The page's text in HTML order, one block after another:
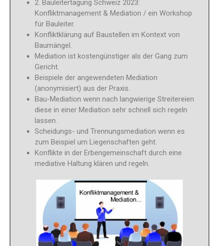
2. Bauleitertagung Schweiz 2023:
Konfliktmanagement & Mediation / ein Workshop
für Bauleiter.
Konfliktklärung auf Baustellen im Kontext von
Baumängel.
Mediation ist kostengünstiger als der Gang zum
Gericht.
Beispiele der angewendeten Mediation
(anonymisiert) aus der Praxis.
Bau-Mediation wenn nach langwierige Streitereien
diese in einer Mediation sehr schnell sich regeln
lassen.
Scheidungs- und Trennungsmediation wenn es
zum Beispiel um Liegenschaften geht.
Konflikte in der Erbengemeinschaft durch eine
mediative Haltung klären und regeln.